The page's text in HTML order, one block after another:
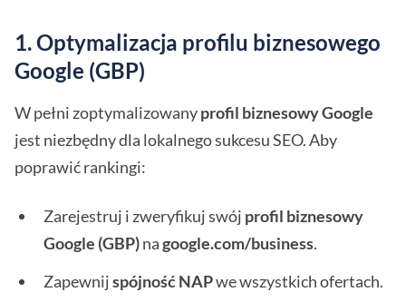
1. Optymalizacja profilu biznesowego
Google (GBP)
W pełni zoptymalizowanyprofil biznesowy Google
jest niezbędny dla lokalnego sukcesu SEO. Aby
poprawić rankingi:
Zarejestruj i zweryfikuj swój profil biznesowy
Google (GBP)nagoogle.com/business.
Zapewnijspójność NAPwe wszystkich ofertach.